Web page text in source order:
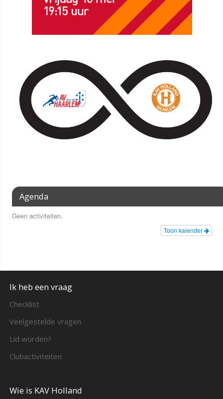
Agenda
Geen activiteiten.
Toon kalender
Ik heb een vraag
Checklist
Veelgestelde vragen
Lid worden?
Clubactiviteiten
Wie is KAV Holland